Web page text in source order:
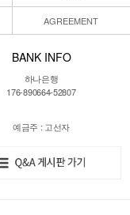
AGREEMENT
BANK INFO
하나은행
176-890664-52807
예금주 : 고선자